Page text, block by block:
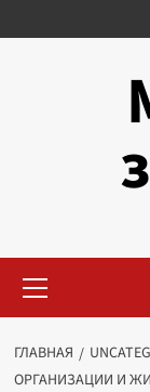
к
меню
ГЛАВНАЯ
ОРГАНИЗАЦИИ И